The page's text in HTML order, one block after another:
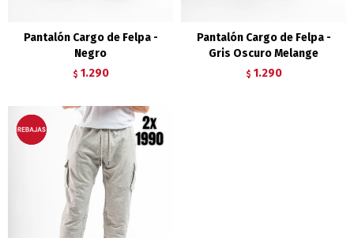
Pantalón Cargo de Felpa -
Negro
$ 1.290
Pantalón Cargo de Felpa -
Gris Oscuro Melange
$ 1.290